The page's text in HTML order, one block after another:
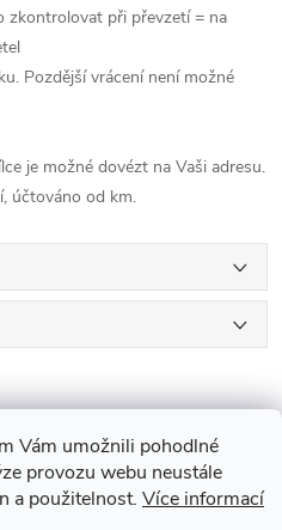
Vám umožnili pohodlné
provozu webu neustále
a použitelnost. Více informací
zkontrolovat při převzetí = na
Pozdější vrácení není možné
je možné dovézt na Vaši adresu.
účtováno od km.